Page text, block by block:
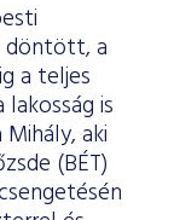
döntött, a
a teljes
lakosság is
aki
(BÉT)